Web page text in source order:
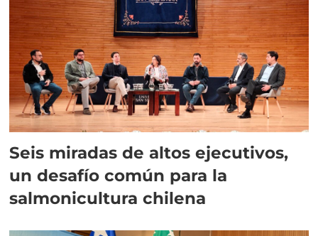
Seis miradas de altos ejecutivos,
un desafío común para la
salmonicultura chilena